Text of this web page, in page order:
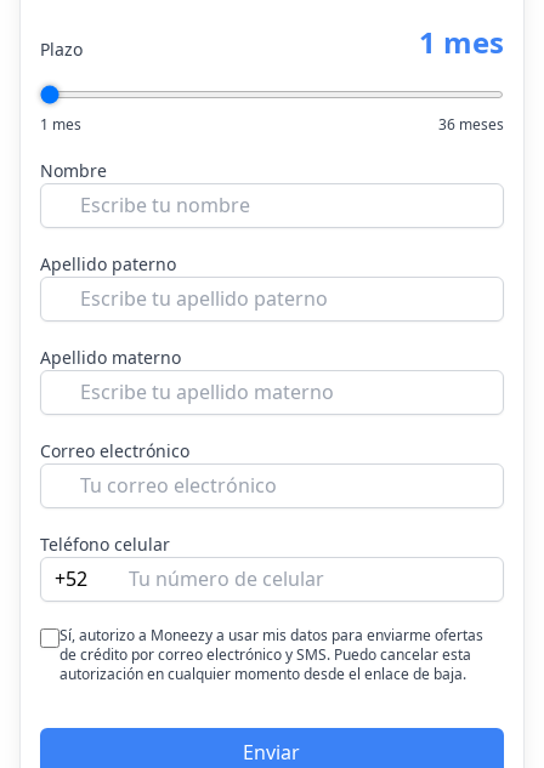
Plazo 1 mes
1 mes 36 meses
Nombre
Apellido paterno
Apellido materno
Correo electrónico
Teléfono celular
+52
Sí, autorizo a Moneezy a usar mis datos para enviarme ofertas
de crédito por correo electrónico y SMS. Puedo cancelar esta
autorización en cualquier momento desde el enlace de baja.
Enviar